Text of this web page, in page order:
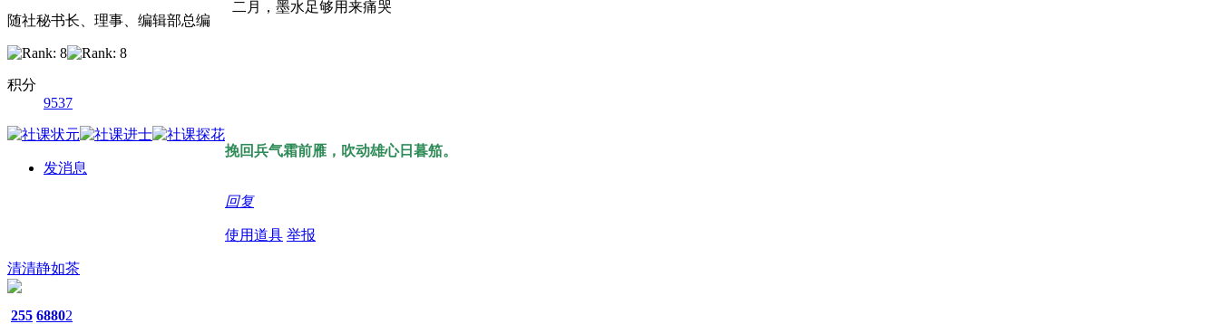
随社秘书长、理事、编辑部总编
积分
9537
发消息
二月，墨水足够用来痛哭
挽回兵气霜前雁，吹动雄心日暮笳。
回复
使用道具 举报
清清静如茶
255 68802